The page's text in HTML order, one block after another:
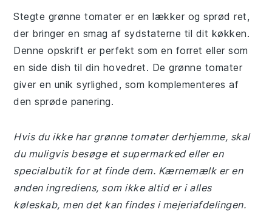
Stegte grønne tomater er en lækker og sprød ret,
der bringer en smag af sydstaterne til dit køkken.
Denne opskrift er perfekt som en forret eller som
en side dish til din hovedret. De grønne tomater
giver en unik syrlighed, som komplementeres af
den sprøde panering.
Hvis du ikke har grønne tomater derhjemme, skal
du muligvis besøge et supermarked eller en
specialbutik for at finde dem. Kærnemælk er en
anden ingrediens, som ikke altid er i alles
køleskab, men det kan findes i mejeriafdelingen.